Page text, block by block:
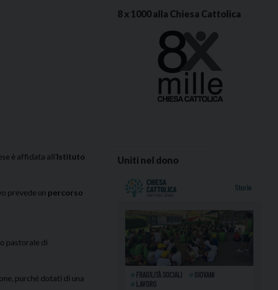
è affidata all’Istituto
prevede un percorso
pastorale di
purché dotati di una
8 x 1000 alla Chiesa Cattolica
Uniti nel dono